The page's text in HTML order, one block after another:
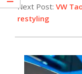
Next Post: VW
restyling